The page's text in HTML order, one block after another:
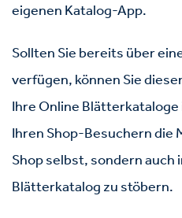
eigenen Katalog-App.
Sollten Sie bereits über
verfügen, können Sie
Ihre Online
Ihren Shop-Besuchern die
Shop selbst, sondern auch
Blätterkatalog zu stöbern.